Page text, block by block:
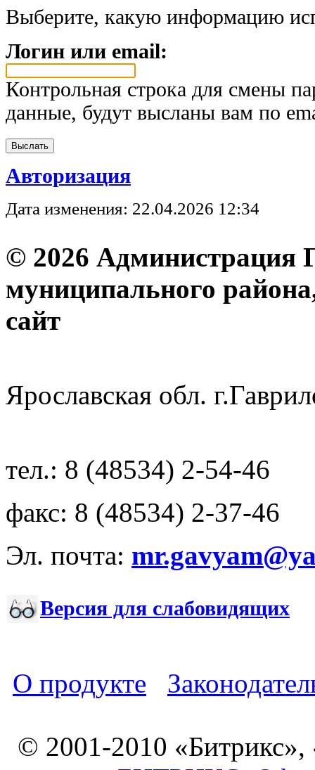
Выберите, какую информацию
Логин или email:
Контрольная строка для смены
данные, будут высланы вам по
Авторизация
Дата изменения: 22.04.2026 12:34
© 2026 Администрация
муниципального
Ярославская обл.
тел.: 8 (48534) 2-54-46
факс: 8 (48534) 2-37-46
Эл. почта:
Версия для слабовидящих
О продукте
© 2001-2010 «Битрикс»,